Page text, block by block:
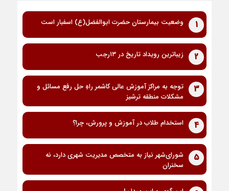
1 وضعیت بیمارستان حضرت ابوالفضل(ع) اسفبار است
2 زیباترین رویداد تاریخ در ۱۳رجب
3
توجه به مراکز آموزش عالی کاشمر راهِ حل رفع مسائل و
مشکلات منطقه ترشیز
4 استخدام طلاب در آموزش و پرورش، چرا؟
5
شورای‌شهر نیاز به متخصص مدیریت شهری دارد، نه
سخنران